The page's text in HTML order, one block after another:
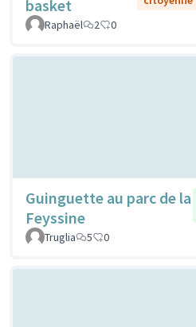
basket
Raphaël
2 0
Guinguette au parc de la
Feyssine
Truglia
5 0